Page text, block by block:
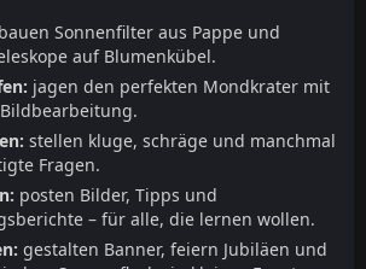
bauen Sonnenfilter aus Pappe und
auf Blumenkübel.
jagen den perfekten Mondkrater mit
stellen kluge, schräge und manchmal
Fragen.
posten Bilder, Tipps und
– für alle, die lernen wollen.
gestalten Banner, feiern Jubiläen und